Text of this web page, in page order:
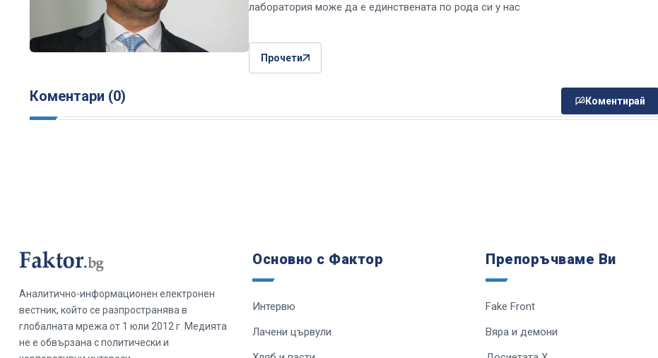
лаборатория може да е единствената по рода си у нас
Прочети
Коментари (0) Коментирай
Аналитично-информационен електронен
вестник, който се разпространява в
глобалната мрежа от 1 юли 2012 г. Медията
не е обвързана с политически и
Основно с Фактор
Интервю
Лачени цървули
Препоръчваме Ви
Fake Front
Вяра и демони